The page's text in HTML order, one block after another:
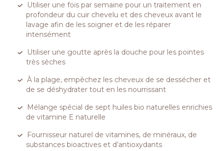
Utiliser une fois par semaine pour un traitement en
profondeur du cuir chevelu et des cheveux avant le
lavage afin de les soigner et de les réparer
intensément
Utiliser une goutte après la douche pour les pointes
très sèches
À la plage, empêchez les cheveux de se dessécher et
de se déshydrater tout en les nourrissant
Mélange spécial de sept huiles bio naturelles enrichies
de vitamine E naturelle
Fournisseur naturel de vitamines, de minéraux, de
substances bioactives et d’antioxydants